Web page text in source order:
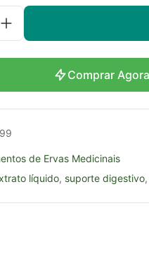
Comprar Agora
de Ervas Medicinais
líquido, suporte digestivo,